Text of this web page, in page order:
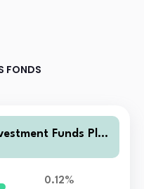
FONDS
Funds Plc -
0.12%